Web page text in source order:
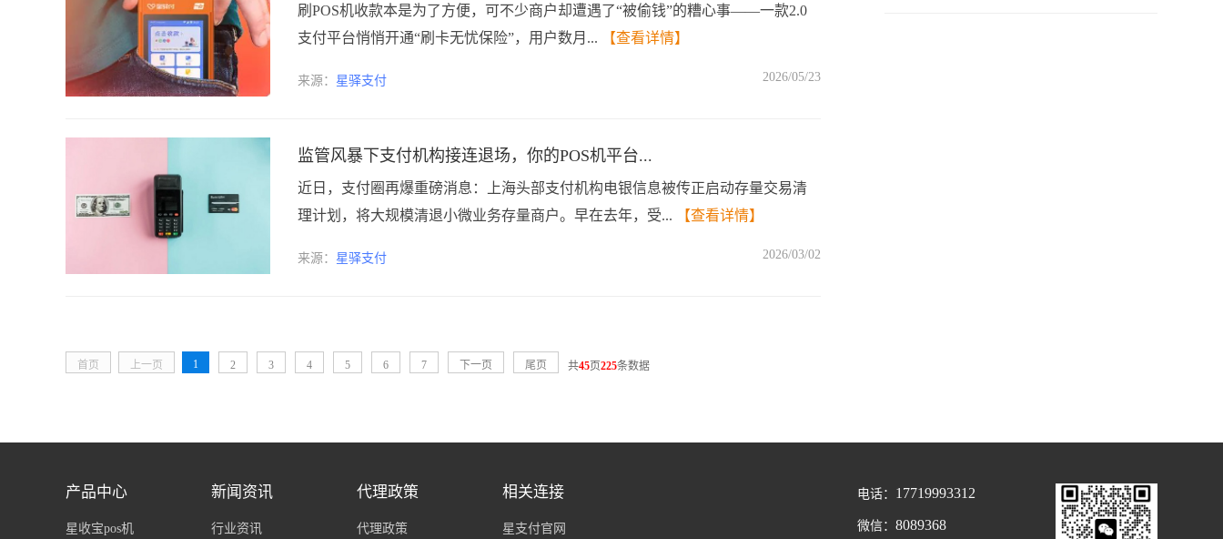
刷POS机收款本是为了方便，可不少商户却遭遇了“被偷钱”的糟心事——一款2.0
支付平台悄悄开通“刷卡无忧保险”，用户数月...
【查看详情】
来源： 星驿支付 2026/05/23
监管风暴下支付机构接连退场，你的POS机平台...
近日，支付圈再爆重磅消息：上海头部支付机构电银信息被传正启动存量交易清
理计划，将大规模清退小微业务存量商户。早在去年，受...
【查看详情】
来源： 星驿支付 2026/03/02
首页 上一页 1 2 3 4 5 6 7 下一页 尾页 共45页225条数据
产品中心
星收宝pos机
新闻资讯
行业资讯
代理政策
代理政策
相关连接
星支付官网
电话： 17719993312
微信： 8089368